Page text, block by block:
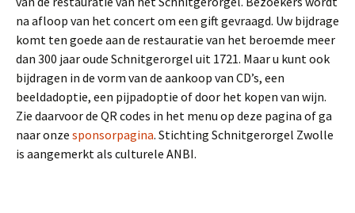
na afloop van het concert om een gift gevraagd. Uw bijdrage
komt ten goede aan de restauratie van het beroemde meer
dan 300 jaar oude Schnitgerorgel uit 1721. Maar u kunt ook
bijdragen in de vorm van de aankoop van CD’s, een
beeldadoptie, een pijpadoptie of door het kopen van wijn.
Zie daarvoor de QR codes in het menu op deze pagina of ga
naar onze sponsorpagina. Stichting Schnitgerorgel Zwolle
is aangemerkt als culturele ANBI.